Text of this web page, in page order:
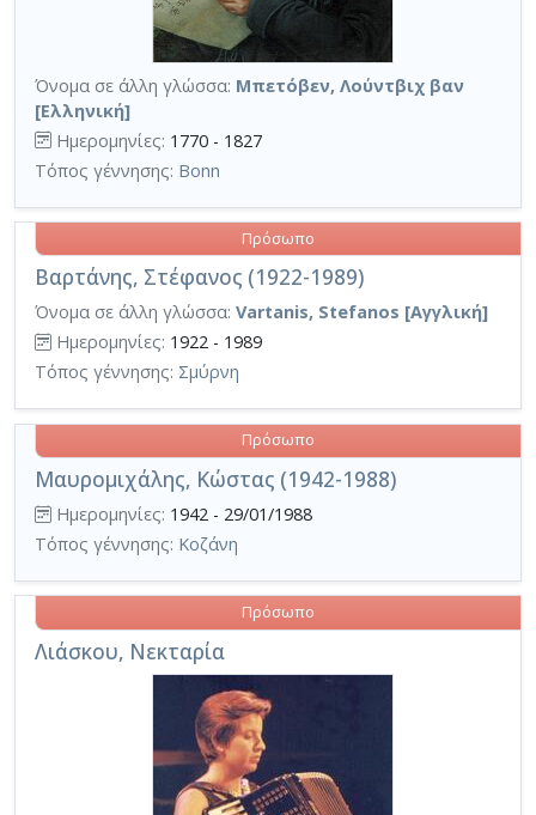
Όνομα σε άλλη γλώσσα: Μπετόβεν, Λούντβιχ βαν
[Ελληνική]
Ημερομηνίες: 1770 - 1827
Τόπος γέννησης: Bonn
Βαρτάνης, Στέφανος (1922-1989)
Πρόσωπο
Όνομα σε άλλη γλώσσα: Vartanis, Stefanos [Αγγλική]
Ημερομηνίες: 1922 - 1989
Τόπος γέννησης: Σμύρνη
Μαυρομιχάλης, Κώστας (1942-1988)
Πρόσωπο
Ημερομηνίες: 1942 - 29/01/1988
Τόπος γέννησης: Κοζάνη
Λιάσκου, Νεκταρία
Πρόσωπο